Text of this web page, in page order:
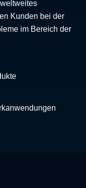
Kunden bei der
im Bereich der